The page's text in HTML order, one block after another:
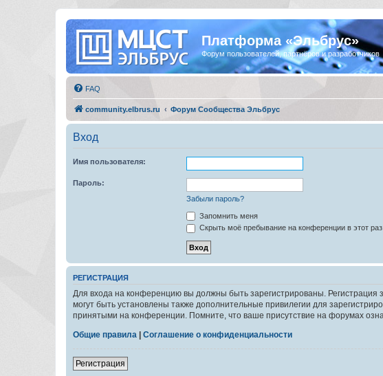
Платформа «Эльбрус»
Форум пользователей, партнёров и разработчиков
FAQ
community.elbrus.ru Форум Сообщества Эльбрус
Вход
Имя пользователя:
Пароль:
Забыли пароль?
Запомнить меня
Скрыть моё пребывание на конференции в этот раз
РЕГИСТРАЦИЯ
Для входа на конференцию вы должны быть зарегистрированы.
могут быть установлены также дополнительные привилегии для
принятыми на конференции. Помните, что ваше присутствие на форумах
Общие правила
Соглашение о конфиденциальности
Регистрация